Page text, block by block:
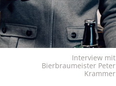
Interview mit
Bierbraumeister Peter
Krammer